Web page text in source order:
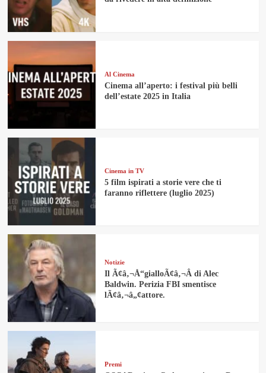
Al Cinema
Cinema all’aperto: i festival più belli
dell’estate 2025 in Italia
Cinema in TV
5 film ispirati a storie vere che ti
faranno riflettere (luglio 2025)
Notizie
Il Ã¢â‚¬Å“gialloÃ¢â‚¬Â di Alec
Baldwin. Perizia FBI smentisce
lÃ¢â‚¬â„¢attore.
Premi